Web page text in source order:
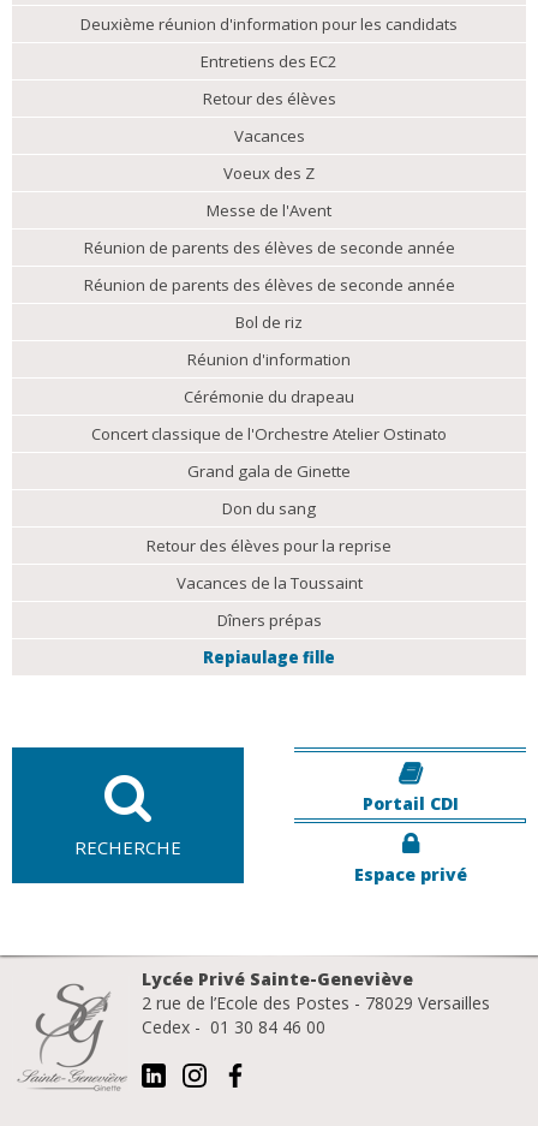
Deuxième réunion d'information pour les candidats
Entretiens des EC2
Retour des élèves
Vacances
Voeux des Z
Messe de l'Avent
Réunion de parents des élèves de seconde année
Réunion de parents des élèves de seconde année
Bol de riz
Réunion d'information
Cérémonie du drapeau
Concert classique de l'Orchestre Atelier Ostinato
Grand gala de Ginette
Don du sang
Retour des élèves pour la reprise
Vacances de la Toussaint
Dîners prépas
Repiaulage fille
RECHERCHE
Portail CDI
Espace privé
Lycée Privé Sainte-Geneviève
2 rue de l’Ecole des Postes - 78029 Versailles
Cedex - 01 30 84 46 00